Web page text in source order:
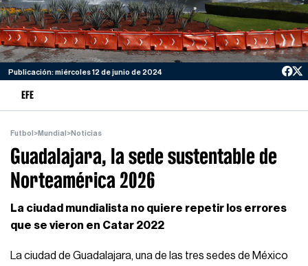
Publicación: miércoles 12 de junio de 2024
EFE
Futbol >Mundial >Noticias
Guadalajara, la sede sustentable de
Norteamérica 2026
La ciudad mundialista no quiere repetir los errores
que se vieron en Catar 2022
La ciudad de Guadalajara, una de las tres sedes de México